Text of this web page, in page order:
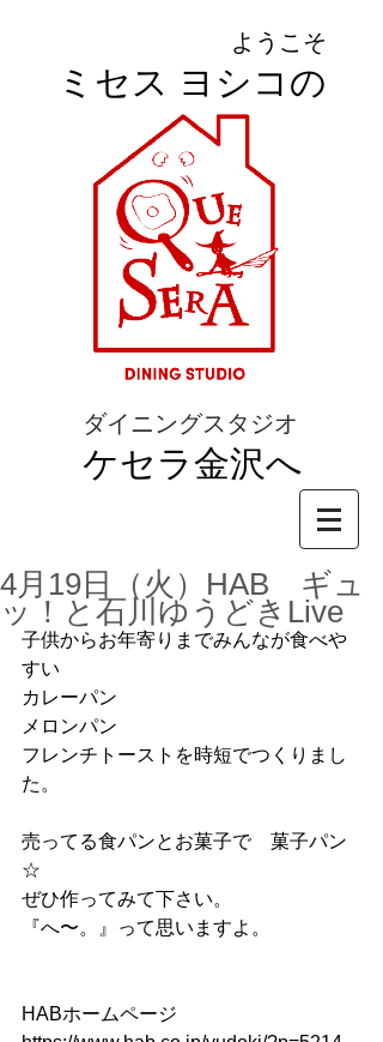
ようこそ
ミセス ヨシコの
ダイニングスタジオ
ケセラ金沢へ
4月19日（火）HAB ギュ
ッ！と石川ゆうどきLive
子供からお年寄りまでみんなが食べや
すい
カレーパン
メロンパン
フレンチトーストを時短でつくりまし
た。
売ってる食パンとお菓子で　菓子パン
☆
ぜひ作ってみて下さい。
『へ〜。』って思いますよ。
HABホームページ